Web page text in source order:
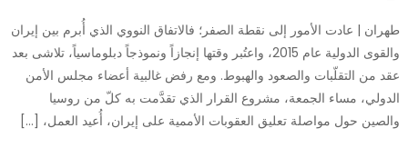
طهران | عادت الأمور إلى نقطة الصفر؛ فالاتفاق النووي الذي أُبرم بين إيران
والقوى الدولية عام 2015، واعتُبر وقتها إنجازاً ونموذجاً دبلوماسياً، تلاشى بعد
عقد من التقلّبات والصعود والهبوط. ومع رفض غالبية أعضاء مجلس الأمن
الدولي، مساء الجمعة، مشروع القرار الذي تقدَّمت به كلّ من روسيا
والصين حول مواصلة تعليق العقوبات الأممية على إيران، أُعيد العمل، […]